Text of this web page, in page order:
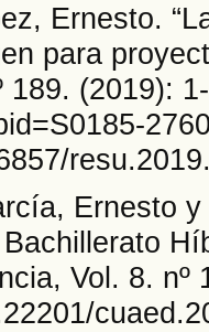
Ernesto.
para
189. (2019):
Ernesto
Vol. 8. nº